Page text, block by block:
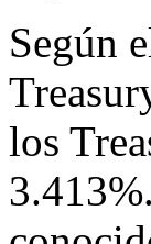
Según
los